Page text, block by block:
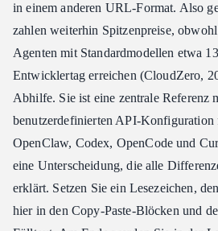
OpenClaw
Codex
OpenCode und Cursor
Die Wahl des Modells: Die andere
FAQ: Coding-Agent Custom-API-
Muss ich meine Tools wechseln, um
in einem anderen URL-Format. Also
zahlen weiterhin Spitzenpreise,
Agenten mit Standardmodellen etwa
Entwicklertag erreichen (CloudZero,
Abhilfe. Sie ist eine zentrale Referenz
benutzerdefinierten API-Konfiguration
OpenClaw, Codex, OpenCode und
eine Unterscheidung, die alle
erklärt. Setzen Sie ein Lesezeichen,
hier in den Copy-Paste-Blöcken und